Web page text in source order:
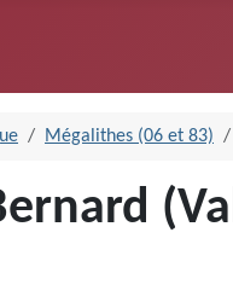
Mégalithes (06 et 83)